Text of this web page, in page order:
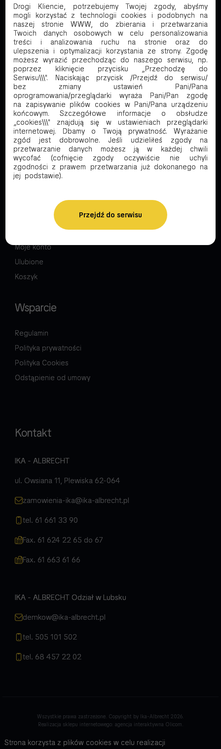
Wiodący dostawca ekologicznych rozwiązań
opakowaniowych dla branży gastronomicznej. Od
30 lat na rynku, ponad 6000 produktów w ofercie.
Firma
Wirtualny spacer
Panel B2B
O firmie
Dystrybucja
Dla akcjonariuszy
Kontakt
Moje konto
Ulubione
Koszyk
Wsparcie
Regulamin
Polityka prywatności
Polityka Cookies
Odstąpienie od umowy
Kontakt
IKA - ALBRECHT
ul. Owsiana 11, Plewiska 62-064
zamowienia-ika@ika-albrecht.pl
tel. 61 661 33 90
Fax. 61 624 22 65 do 67
Fax. 61 663 61 66
IKA - ALBRECHT Odział w Lubsku
demkow@ika-albrecht.pl
tel. 505 101 502
tel. 68 457 22 02
Wszystkie prawa zastrzeżone. Copyright by Ika-Albrecht 2026.
Realizacja sklepu internetowego: agencja interaktywna Olicom.
Strona korzysta z plików cookies w celu realizacji
Drogi Kliencie, potrzebujemy Twojej zgody, abyśmy
mogli korzystać z technologii cookies i podobnych na
naszej stronie WWW, do zbierania i przetwarzania
Twoich danych osobowych w celu personalizowania
treści i analizowania ruchu na stronie oraz do
ulepszenia i optymalizacji korzystania ze strony. Zgodę
możesz wyrazić przechodząc do naszego serwisu, np.
poprzez kliknięcie przycisku „Przechodzę do
Serwisu\\\". Naciskając przycisk /Przejdź do serwisu/
bez zmiany ustawień Pani/Pana
oprogramowania/przeglądarki wyraża Pani/Pan zgodę
na zapisywanie plików cookies w Pani/Pana urządzeniu
końcowym. Szczegółowe informacje o obsłudze
„cookies\\\" znajdują się w ustawieniach przeglądarki
internetowej. Dbamy o Twoją prywatność. Wyrażanie
zgód jest dobrowolne. Jeśli udzieliłeś zgody na
przetwarzanie danych możesz ją w każdej chwili
wycofać (cofnięcie zgody oczywiście nie uchyli
zgodności z prawem przetwarzania już dokonanego na
jej podstawie).
Przejdź do serwisu